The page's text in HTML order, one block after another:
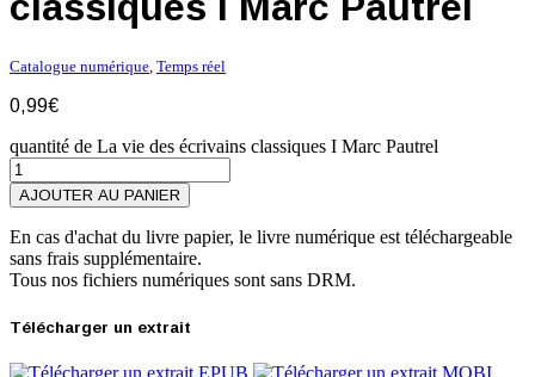
Catalogue numérique, Temps réel
0,99€
quantité de La vie des écrivains classiques I Marc Pautrel
AJOUTER AU PANIER
En cas d'achat du livre papier, le livre numérique est téléchargeable
sans frais supplémentaire.
Tous nos fichiers numériques sont sans DRM.
Télécharger un extrait